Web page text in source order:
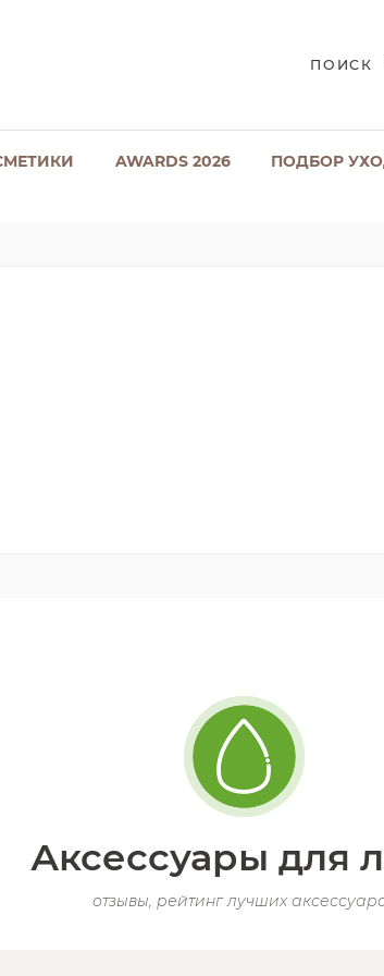
ПОИСК
AWARDS 2026 ПОДБОР
Аксессуары для
отзывы, рейтинг лучших